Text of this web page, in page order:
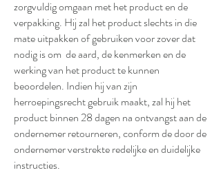
zorgvuldig omgaan met het product en de
verpakking. Hij zal het product slechts in die
mate uitpakken of gebruiken voor zover dat
nodig is om de aard, de kenmerken en de
werking van het product te kunnen
beoordelen. Indien hij van zijn
herroepingsrecht gebruik maakt, zal hij het
product binnen 28 dagen na ontvangst aan de
ondernemer retourneren, conform de door de
ondernemer verstrekte redelijke en duidelijke
instructies.